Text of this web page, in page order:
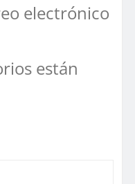
electrónico
están